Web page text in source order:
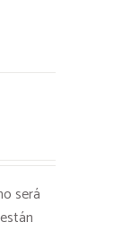
será